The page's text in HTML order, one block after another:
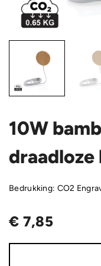
10W
draadloze
Bedrukking: CO2
€ 7,85